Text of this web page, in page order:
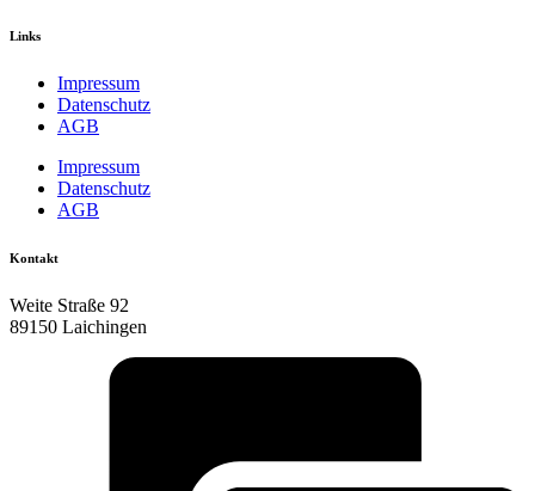
Links
Impressum
Datenschutz
AGB
Impressum
Datenschutz
AGB
Kontakt
Weite Straße 92
89150 Laichingen